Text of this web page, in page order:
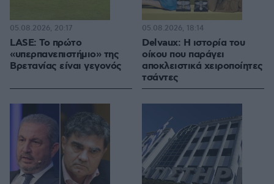
LASE: Το πρώτο
«υπερπανεπιστήμιο» της
Βρετανίας είναι γεγονός
05.08.2026, 20:17
Delvaux: Η ιστορία του
οίκου που παράγει
αποκλειστικά χειροποίητες
τσάντες
05.08.2026, 18:14